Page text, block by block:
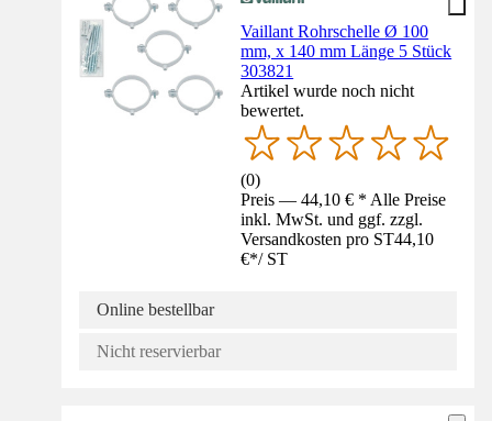
Vaillant Rohrschelle Ø 100
mm, x 140 mm Länge 5 Stück
303821
Artikel wurde noch nicht
bewertet.
(0)
Preis — 44,10 € * Alle Preise
inkl. MwSt. und ggf. zzgl.
Versandkosten pro ST44,10
€*/ ST
Online bestellbar
Nicht reservierbar